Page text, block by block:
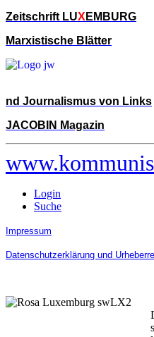
Zeitschrift LUX EMBURG
Marxistische Blätter
nd Journalismus von Links
JACOBIN Magazin
Login
Suche
Impressum
Datenschutzerklärung und